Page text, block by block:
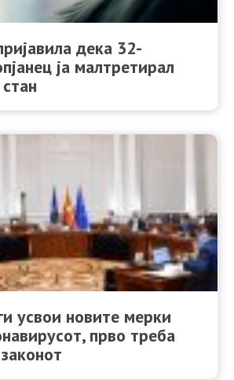
дека 32-
ја малтретирал
усвои новите мерки
прво треба